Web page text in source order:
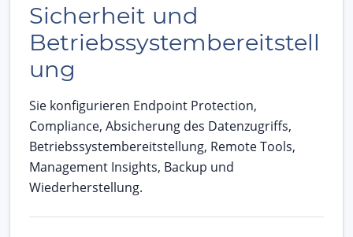
Sicherheit und
Betriebssystembereitstell
ung
Sie konfigurieren Endpoint Protection,
Compliance, Absicherung des Datenzugriffs,
Betriebssystembereitstellung, Remote Tools,
Management Insights, Backup und
Wiederherstellung.